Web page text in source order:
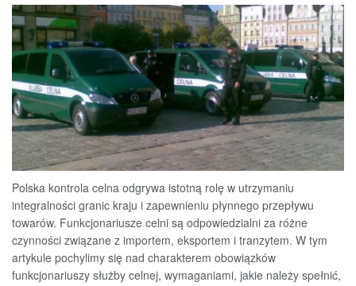
Polska kontrola celna odgrywa istotną rolę w utrzymaniu
integralności granic kraju i zapewnieniu płynnego przepływu
towarów. Funkcjonariusze celni są odpowiedzialni za różne
czynności związane z importem, eksportem i tranzytem. W tym
artykule pochylimy się nad charakterem obowiązków
funkcjonariuszy służby celnej, wymaganiami, jakie należy spełnić,